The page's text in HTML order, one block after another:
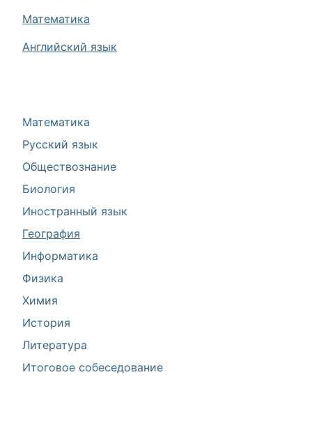
Математика
Русский язык
Обществознание
Биология
Иностранный язык
География
Информатика
Физика
Химия
История
Литература
Итоговое собеседование
Математика
Английский язык